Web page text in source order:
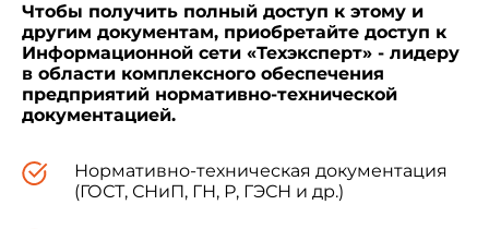
Чтобы получить полный доступ к этому и
другим документам, приобретайте доступ к
Информационной сети «Техэксперт» - лидеру
в области комплексного обеспечения
предприятий нормативно-технической
документацией.
Нормативно-техническая документация
(ГОСТ, СНиП, ГН, Р, ГЭСН и др.)